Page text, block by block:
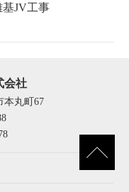
基JV工事
会社
本丸町67